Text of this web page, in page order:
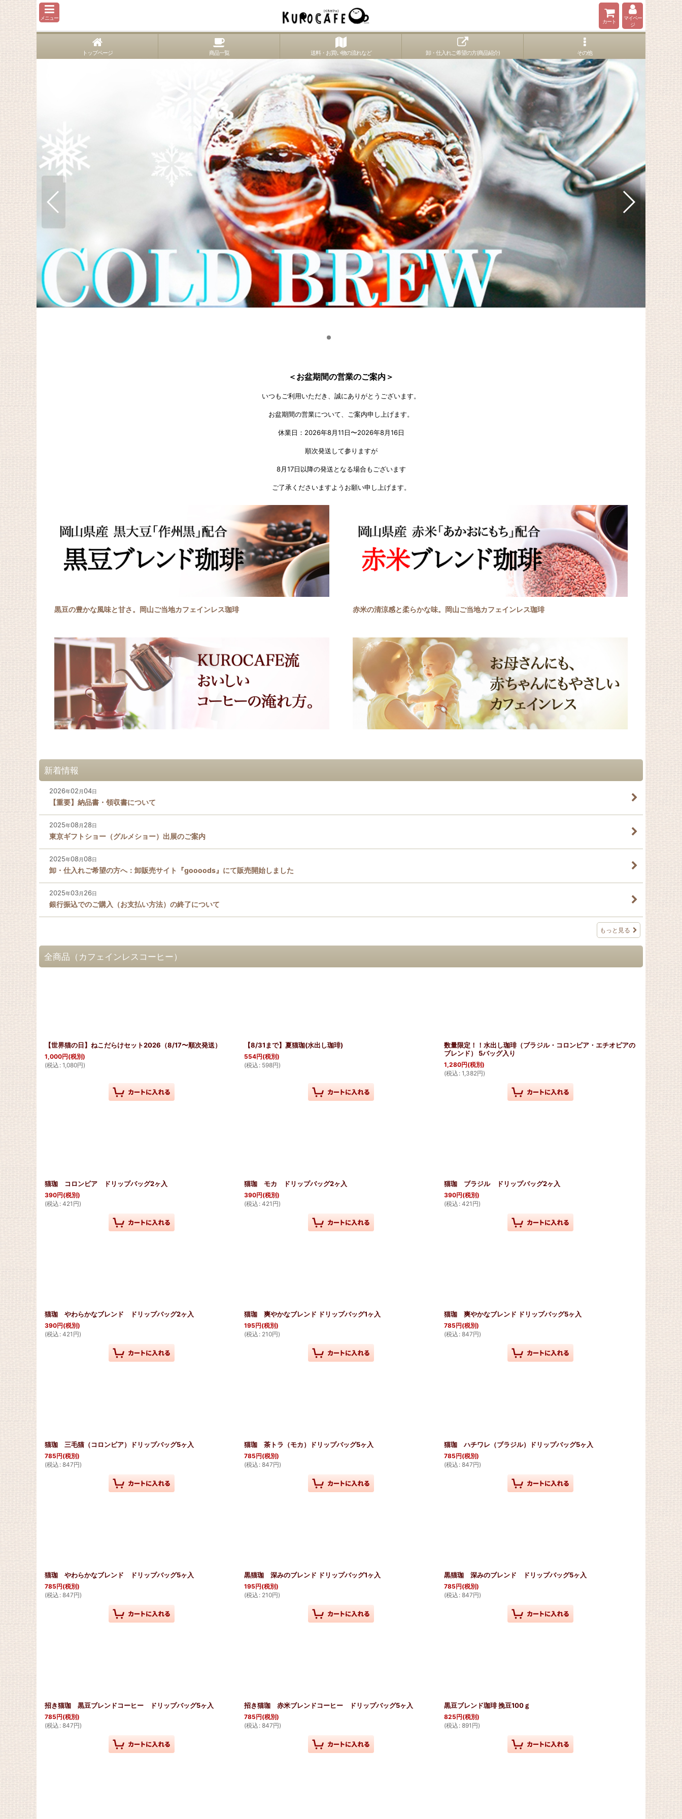
メニュー
カート
マイペー
ジ
トップページ 商品一覧 送料・お買い物の流れなど 卸・仕入れご希望の方(商品紹介) その他
＜お盆期間の営業のご案内＞
いつもご利用いただき、誠にありがとうございます。
お盆期間の営業について、ご案内申し上げます。
休業日：2026年8月11日〜2026年8月16日
順次発送して参りますが
8月17日以降の発送となる場合もございます
ご了承くださいますようお願い申し上げます。
黒豆の豊かな風味と甘さ。岡山ご当地カフェインレス珈琲 赤米の清涼感と柔らかな味。岡山ご当地カフェインレス珈琲
新着情報
2026年02 月04日
【重要】納品書・領収書について
2025年08月 28日
東京ギフトショー（グルメショー）出展のご案内
2025年08月08日
卸・仕入れご希望の方へ：卸販売サイト『goooods』にて販売開始しました
2025年03月 26日
銀行振込でのご購入（お支払い方法）の終了について
もっと見る
全商品（カフェインレスコーヒー）
【世界猫の日】ねこだらけセット2026（8/17〜順次発送）
1,000円(税別)
(税込 : 1,080円)
【8/31まで】夏猫珈(水出し珈琲)
554円(税別)
(税込 : 598円)
数量限定！！水出し珈琲（ブラジル・コロンビア・エチオピアの
ブレンド） 5バッグ入り
1,280円(税別)
(税込 : 1,382円)
猫珈 コロンビア ドリップバッグ2ヶ入
390円(税別)
(税込 : 421 円)
猫珈 モカ ドリップバッグ2ヶ入
390円(税別)
(税込 : 421 円)
猫珈 ブラジル ドリップバッグ2ヶ入
390円(税別)
(税込 : 421 円)
猫珈 やわらかなブレンド ドリップバッグ2ヶ入
390円(税別)
(税込 : 421 円)
猫珈 爽やかなブレンド ドリップバッグ1ヶ入
195円(税別)
(税込 : 210円)
猫珈 爽やかなブレンド ドリップバッグ5ヶ入
785円(税別)
(税込 : 847円)
猫珈 三毛猫（コロンビア）ドリップバッグ5ヶ入
785円(税別)
(税込 : 847円)
猫珈 茶トラ（モカ）ドリップバッグ5ヶ入
785円(税別)
(税込 : 847円)
猫珈 ハチワレ（ブラジル）ドリップバッグ5ヶ入
785円(税別)
(税込 : 847円)
猫珈 やわらかなブレンド ドリップバッグ5ヶ入
785円(税別)
(税込 : 847円)
黒猫珈 深みのブレンド ドリップバッグ1ヶ入
195円(税別)
(税込 : 210円)
黒猫珈 深みのブレンド ドリップバッグ5ヶ入
785円(税別)
(税込 : 847円)
招き猫珈 黒豆ブレンドコーヒー ドリップバッグ5ヶ入
785円(税別)
(税込 : 847円)
招き猫珈 赤米ブレンドコーヒー ドリップバッグ5ヶ入
785円(税別)
(税込 : 847円)
黒豆ブレンド珈琲 挽豆100ｇ
825円(税別)
(税込 : 891 円)